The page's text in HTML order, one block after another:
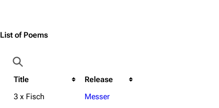
List of Poems
Title
Release
3 x Fisch
Messer